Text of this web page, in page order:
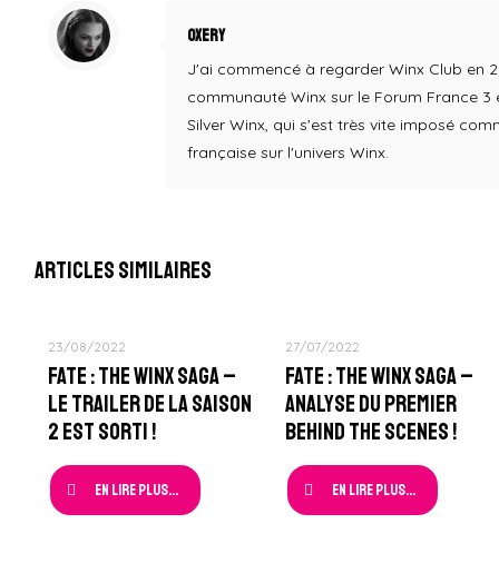
Oxery
J'ai commencé à regarder Winx Club en
communauté Winx sur le Forum France 3
Silver Winx, qui s'est très vite imposé
française sur l'univers Winx.
Articles similaires
23/08/2022
Fate : The Winx Saga –
Le Trailer de la Saison
2 est sorti !
En lire plus...
27/07/2022
Fate : The Winx Saga –
Analyse du Premier
Behind The Scenes !
En lire plus...